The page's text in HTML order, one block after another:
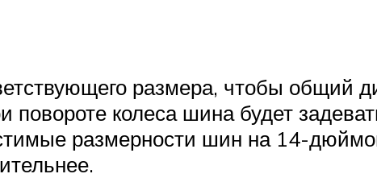
размера, чтобы общий
колеса шина будет
размерности шин на 14-